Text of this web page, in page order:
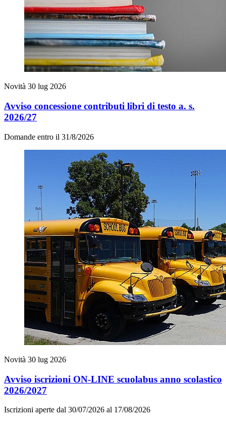
Novità 30 lug 2026
Avviso concessione contributi libri di testo a. s.
2026/27
Domande entro il 31/8/2026
Novità 30 lug 2026
Avviso iscrizioni ON-LINE scuolabus anno scolastico
2026/2027
Iscrizioni aperte dal 30/07/2026 al 17/08/2026